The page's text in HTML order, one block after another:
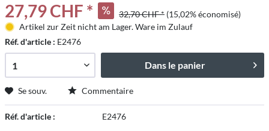
27,79 CHF * 32,70 CHF * (15,02% économisé)
Artikel zur Zeit nicht am Lager. Ware im Zulauf
Réf. d'article : E2476
Dans le panier
Se souv. Commentaire
Réf. d'article : E2476